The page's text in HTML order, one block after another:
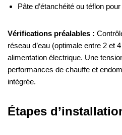
Pâte d’étanchéité ou téflon
Vérifications préalables :
réseau d’eau (optimale entre 2 et
alimentation électrique. Une
performances de chauffe et
intégrée.
Étapes